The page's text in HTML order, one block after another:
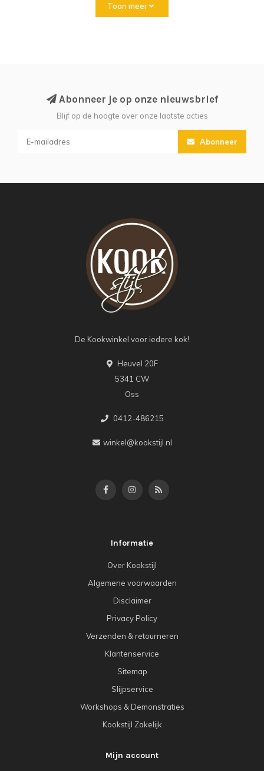
Toon meer
Abonneer je op onze nieuwsbrief
Blijf op de hoogte over onze laatste acties
Abonneer
De Kookwinkel voor iedere kok!
Heuvel 20F
5341 CW
Oss
0412-486215
winkel@kookstijl.nl
Informatie
Over Kookstijl
Algemene voorwaarden
Disclaimer
Privacy Policy
Verzenden & retourneren
Klantenservice
Sitemap
Slijpservice
Workshops & Demonstraties
Kookstijl Zakelijk
Mijn account